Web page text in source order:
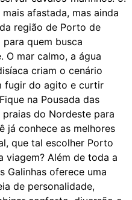
afastada, mas ainda
região de Porto de
quem busca
O mar calmo, a água
criam o cenário
fugir do agito e curtir
na Pousada das
do Nordeste para
já conhece as melhores
que tal escolher Porto
viagem? Além de toda a
Galinhas oferece uma
de personalidade,